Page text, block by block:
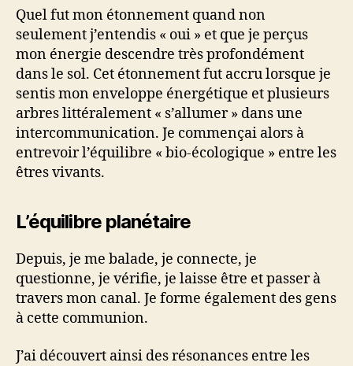
Quel fut mon étonnement quand non
seulement j’entendis « oui » et que je perçus
mon énergie descendre très profondément
dans le sol. Cet étonnement fut accru lorsque je
sentis mon enveloppe énergétique et plusieurs
arbres littéralement « s’allumer » dans une
intercommunication. Je commençai alors à
entrevoir l’équilibre « bio-écologique » entre les
êtres vivants.
L’équilibre planétaire
Depuis, je me balade, je connecte, je
questionne, je vérifie, je laisse être et passer à
travers mon canal. Je forme également des gens
à cette communion.
J’ai découvert ainsi des résonances entre les